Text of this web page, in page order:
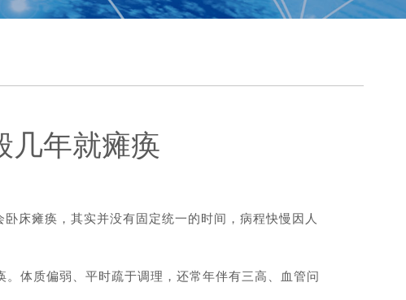
几年就瘫痪
床瘫痪，其实并没有固定统一的时间，病程快慢因人
体质偏弱、平时疏于调理，还常年伴有三高、血管问